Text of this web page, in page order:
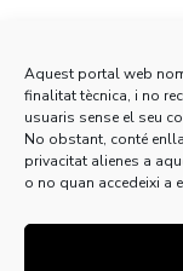
Aquest portal web
finalitat tècnica, i no
usuaris sense el seu
No obstant, conté
privacitat alienes a
o no quan accedeixi a